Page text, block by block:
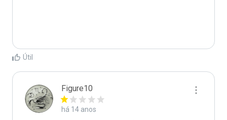
Útil
Figure10
há 14 anos